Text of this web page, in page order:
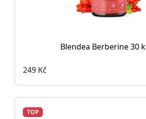
Blendea Berberine 30
249 Kč
TOP